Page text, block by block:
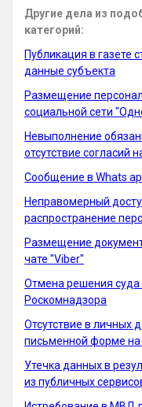
Другие дела из
категорий:
Публикация в газете
данные субъекта
Размещение
социальной сети
Невыполнение
отсутствие согласий
Сообщение в Whats
Неправомерный
распространение
Размещение
чате "Viber"
Отмена решения
Роскомнадзора
Отсутствие в личных
письменной форме на
Утечка данных в
из публичных